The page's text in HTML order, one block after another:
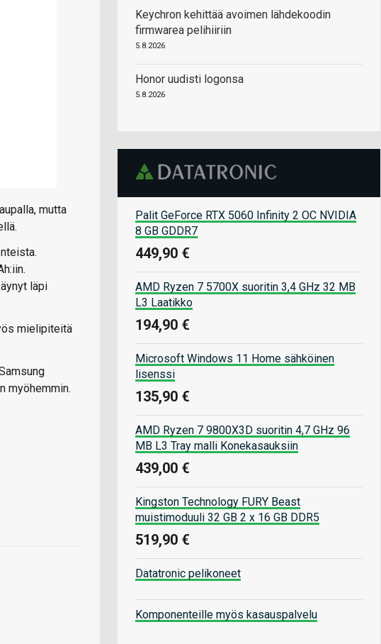
mutta
läpi
mielipiteitä
myöhemmin.
Keychron kehittää avoimen lähdekoodin
firmwarea pelihiiriin
5.8.2026
Honor uudisti logonsa
5.8.2026
Palit GeForce RTX 5060 Infinity 2 OC NVIDIA
8 GB GDDR7
449,90 €
AMD Ryzen 7 5700X suoritin 3,4 GHz 32 MB
L3 Laatikko
194,90 €
Microsoft Windows 11 Home sähköinen
lisenssi
135,90 €
AMD Ryzen 7 9800X3D suoritin 4,7 GHz 96
MB L3 Tray malli Konekasauksiin
439,00 €
Kingston Technology FURY Beast
muistimoduuli 32 GB 2 x 16 GB DDR5
519,90 €
Datatronic pelikoneet
Komponenteille myös kasauspalvelu